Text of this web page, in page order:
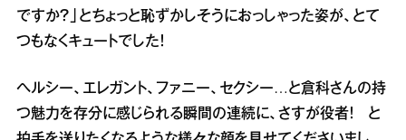
ですか？」とちょっと恥ずかしそうにおっしゃった姿が、とて
つもなくキュートでした！
ヘルシー、エレガント、ファニー、セクシー…と倉科さんの持
つ魅力を存分に感じられる瞬間の連続に、さすが役者！ と